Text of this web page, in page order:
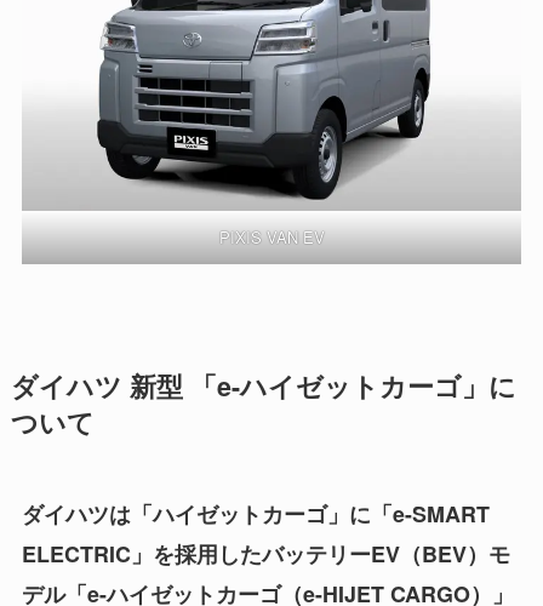
PIXIS VAN EV
ダイハツ 新型 「e-ハイゼットカーゴ」に
ついて
ダイハツは「ハイゼットカーゴ」に「e-SMART
ELECTRIC」を採用したバッテリーEV（BEV）モ
デル「e-ハイゼットカーゴ（e-HIJET CARGO）」